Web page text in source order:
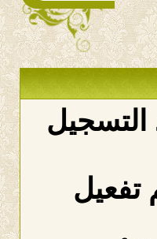
التسجيل